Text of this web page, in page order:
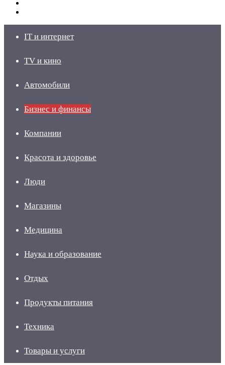
IT и интернет
TV и кино
Автомобили
Бизнес и финансы
Компании
Красота и здоровье
Люди
Магазины
Медицина
Наука и образование
Отдых
Продукты питания
Техника
Товары и услуги